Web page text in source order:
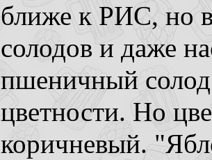
ближе к РИС, но
солодов и даже
пшеничный
цветности. Но
коричневый.